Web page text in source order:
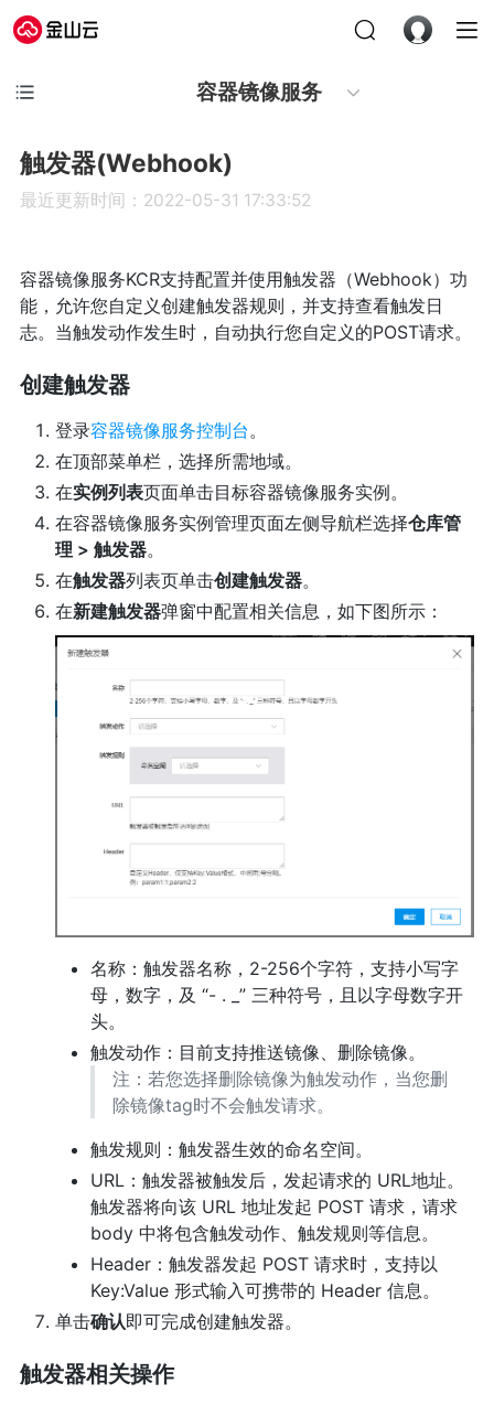
容器镜像服务
触发器(Webhook)
最近更新时间：2022-05-31 17:33:52
容器镜像服务KCR支持配置并使用触发器（Webhook）功
能，允许您自定义创建触发器规则，并支持查看触发日
志。当触发动作发生时，自动执行您自定义的POST请求。
创建触发器
登录容器镜像服务控制台。
在顶部菜单栏，选择所需地域。
在实例列表页面单击目标容器镜像服务实例。
在容器镜像服务实例管理页面左侧导航栏选择仓库管
理 > 触发器。
在触发器列表页单击创建触发器。
在新建触发器弹窗中配置相关信息，如下图所示：
名称：触发器名称，2-256个字符，支持小写字
母，数字，及 “- . _” 三种符号，且以字母数字开
头。
触发动作：目前支持推送镜像、删除镜像。
注：若您选择删除镜像为触发动作，当您删
除镜像tag时不会触发请求。
触发规则：触发器生效的命名空间。
URL：触发器被触发后，发起请求的 URL地址。
触发器将向该 URL 地址发起 POST 请求，请求
body 中将包含触发动作、触发规则等信息。
Header：触发器发起 POST 请求时，支持以
Key:Value 形式输入可携带的 Header 信息。
单击确认即可完成创建触发器。
触发器相关操作